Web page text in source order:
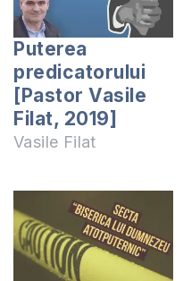
Puterea
predicatorului
[Pastor Vasile
Filat, 2019]
Vasile Filat